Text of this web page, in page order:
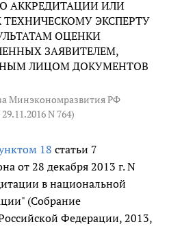
АККРЕДИТАЦИИ ИЛИ
ЭКСПЕРТУ
ОЦЕНКИ
ЗАЯВИТЕЛЕМ,
ЛИЦОМ ДОКУМЕНТОВ
Минэкономразвития РФ
N 764)
18 статьи 7
от 28 декабря 2013 г. N
в национальной
(Собрание
Федерации, 2013,